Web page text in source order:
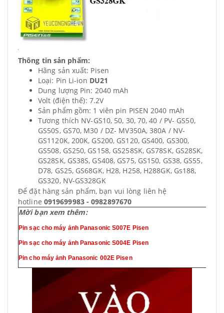
Thông tin sản phẩm:
Hãng sản xuất: Pisen
Loại: Pin Li-ion DU21
Dung lượng Pin: 2040 mAh
Volt (điện thế): 7.2V
Sản phẩm gồm: 1 viên pin PISEN 2040 mAh
Tương thích NV-GS10, 50, 30, 70, 40 / PV- GS50,
GS50S, GS70, M30 / DZ- MV350A, 380A / NV-
GS1120K, 200K, GS200, GS120, GS400, GS300,
GS508, GS250, GS158, GS258SK, GS78SK, GS28SK,
GS28SK, GS38S, GS408, GS75, GS150, GS38, GS55,
D78, GS25, GS68GK, H28, H258, H288GK, Gs188,
GS320, NV-GS328GK
​Để đặt hàng sản phẩm, bạn vui lòng liên hệ
hotline 0919699983 - 0982897670
Mời bạn xem thêm:
Pin sạc cho máy ảnh Panasonic S007E Pisen
Pin sạc cho máy ảnh Panasonic S004E Pisen
Pin cho máy ảnh Panasonic 002E Pisen